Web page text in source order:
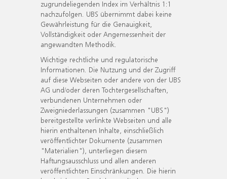
zugrundeliegenden Index im Verhältnis 1:1
nachzufolgen. UBS übernimmt dabei keine
Gewährleistung für die Genauigkeit,
Vollständigkeit oder Angemessenheit der
angewandten Methodik.
Wichtige rechtliche und regulatorische
Informationen. Die Nutzung und der Zugriff
auf diese Webseiten oder andere von der UBS
AG und/oder deren Tochtergesellschaften,
verbundenen Unternehmen oder
Zweigniederlassungen (zusammen "UBS")
bereitgestellte verlinkte Webseiten und alle
hierin enthaltenen Inhalte, einschließlich
veröffentlichter Dokumente (zusammen
"Materialien"), unterliegen diesem
Haftungsausschluss und allen anderen
veröffentlichten Einschränkungen. Die hierin